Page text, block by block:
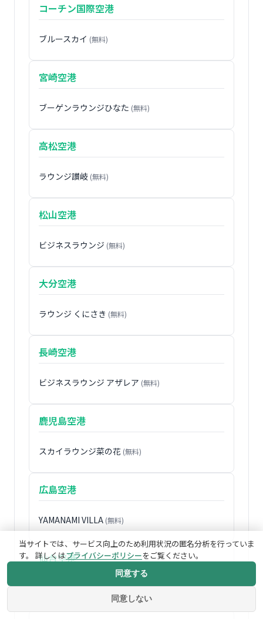
コーチン国際空港
ブルースカイ (無料)
宮崎空港
ブーゲンラウンジひなた (無料)
高松空港
ラウンジ讃岐 (無料)
松山空港
ビジネスラウンジ (無料)
大分空港
ラウンジ くにさき (無料)
長崎空港
ビジネスラウンジ アザレア (無料)
鹿児島空港
スカイラウンジ菜の花 (無料)
広島空港
YAMANAMI VILLA (無料)
仙台空港
ビジネスラウンジ EAST SIDE(無料)
当サイトでは、サービス向上のため利用状況の匿名分析を行っていま
す。 詳しくはプライバシーポリシーをご覧ください。
同意しない
同意する